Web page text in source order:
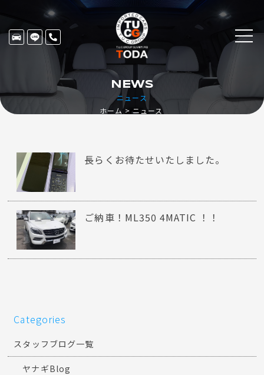
ニュース
NEWS
ホーム ニュース
長らくお待たせいたしました。
ご納車！ML350 4MATIC ！！
Categories
スタッフブログ一覧
ヤナギBlog